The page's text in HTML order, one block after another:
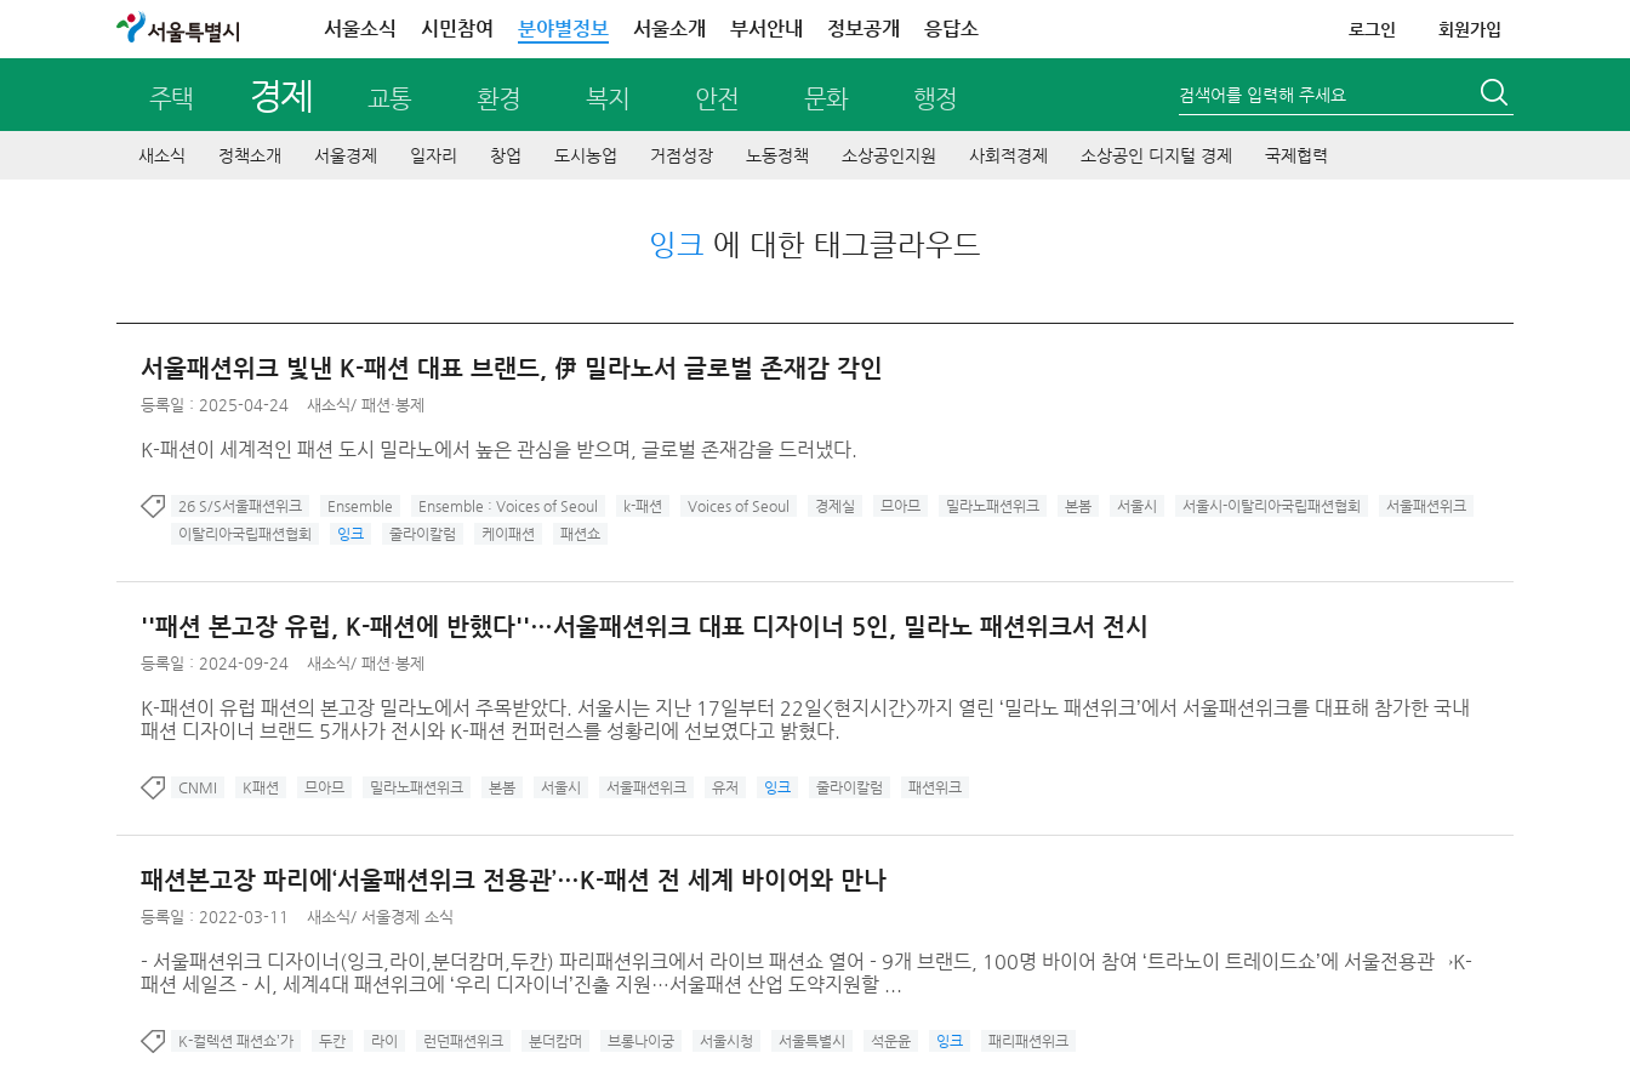
서울특별시 서울소식 시민참여 분야별정보 서울소개 부서안내 정보공개 응답소 로그인 회원가입
주택 경제 교통 환경 복지 안전 문화 행정 검색어를 입력해 주세요
새소식 정책소개 서울경제 일자리 창업 도시농업 거점성장 노동정책 소상공인지원 사회적경제 소상공인 디지털 경제 국제협력
잉크 에 대한 태그클라우드
서울패션위크 빛낸 K-패션 대표 브랜드, 伊 밀라노서 글로벌 존재감 각인
등록일 : 2025-04-24 새소식/ 패션·봉제
K-패션이 세계적인 패션 도시 밀라노에서 높은 관심을 받으며, 글로벌 존재감을 드러냈다.
26 S/S서울패션위크 Ensemble Ensemble : Voices of Seoul k-패션 Voices of Seoul 경제실 므아므 밀라노패션위크 본봄 서울시 서울시-이탈리아국립패션협회
서울패션위크
이탈리아국립패션협회
잉크 줄라이칼럼 케이패션 패션쇼
''패션 본고장 유럽, K-패션에 반했다''…서울패션위크 대표 디자이너 5인, 밀라노 패션위크서 전시
등록일 : 2024-09-24 새소식/ 패션·봉제
K-패션이 유럽 패션의 본고장 밀라노에서 주목받았다. 서울시는 지난 17일부터 22일<현지시간>까지 열린 ‘밀라노 패션위크’에서 서울패션위크를 대표해 참가한 국내
패션 디자이너 브랜드 5개사가 전시와 K-패션 컨퍼런스를 성황리에 선보였다고 밝혔다.
CNMI K패션 므아므 밀라노패션위크 본봄 서울시 서울패션위크 유저 잉크 줄라이칼럼 패션위크
패션본고장 파리에‘서울패션위크 전용관’…K-패션 전 세계 바이어와 만나
등록일 : 2022-03-11 새소식/ 서울경제 소식
- 서울패션위크 디자이너(잉크,라이,분더캄머,두칸) 파리패션위크에서 라이브 패션쇼 열어 - 9개 브랜드, 100명 바이어 참여 ‘트라노이 트레이드쇼’에 서울전용관→K-
패션 세일즈 - 시, 세계4대 패션위크에 ‘우리 디자이너’진출 지원…서울패션 산업 도약지원할 ...
K-컬렉션 패션쇼’가 두칸 라이 런던패션위크 분더캄머 브롱나이궁 서울시청 서울특별시 석운윤 잉크 패리패션위크